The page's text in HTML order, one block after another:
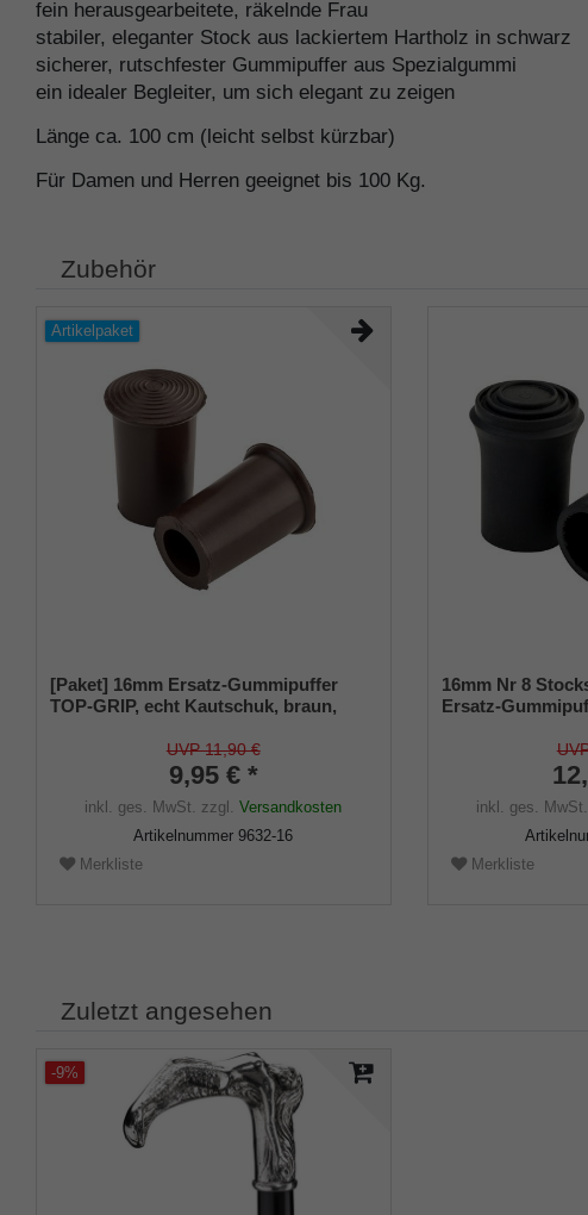
fein herausgearbeitete, räkelnde Frau
stabiler, eleganter Stock aus lackiertem Hartholz in schwarz
sicherer, rutschfester Gummipuffer aus Spezialgummi
ein idealer Begleiter, um sich elegant zu zeigen
Länge ca. 100 cm (leicht selbst kürzbar)
Für Damen und Herren geeignet bis 100 Kg.
Zubehör
Artikelpaket
[Paket] 16mm Ersatz-Gummipuffer
TOP-GRIP, echt Kautschuk, braun,
UVP 11,90 €
9,95 € *
inkl. ges. MwSt. zzgl.Versandkosten
Artikelnummer9632-16
Merkliste
16mm Nr 8
Ersatz-
inkl. ges. MwSt.
Merkliste
Zuletzt angesehen
-9%